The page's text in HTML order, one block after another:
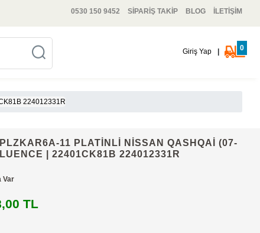
0530 150 9452 SİPARİŞ TAKİP BLOG İLETİŞİM
Giriş Yap 0
224012331R
11 PLATİNLİ NİSSAN QASHQAİ (07-
| 22401CK81B 224012331R
Var
TL